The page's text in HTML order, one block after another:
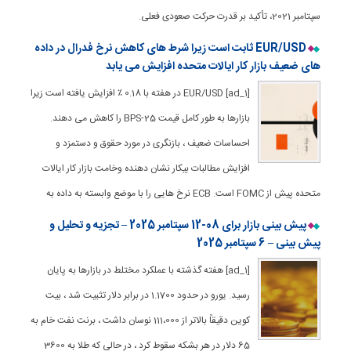
سپتامبر 2021، تأکید بر قدرت حرکت صعودی فعلی.
EUR/USD ثابت است زیرا شرط های کاهش نرخ فدرال در داده
های ضعیف بازار کار ایالات متحده افزایش می یابد
[ad_1] EUR/USD در هفته با 0.18 ٪ افزایش یافته است زیرا
بازارها به طور کامل قیمت 25-BPS را کاهش می دهند.
احساسات ضعیف ، بازنگری در مورد حقوق و دستمزد و
افزایش مطالبات بیکار نشان دهنده وخامت بازار کار ایالات
متحده پیش از FOMC است. ECB نرخ هایی را با موضع وابسته به داده به
پیش بینی بازار برای 08-12 سپتامبر 2025 – تجزیه و تحلیل و
پیش بینی – 6 سپتامبر 2025
[ad_1] هفته گذشته با عملکرد مختلط در بازارها به پایان
رسید. یورو در حدود 1.1700 در برابر دلار تثبیت شد ، بیت
کوین دقیقاً بالاتر از 111،000 نوسان داشت ، برنت نفت خام به
65 دلار در هر بشکه سقوط کرد ، در حالی که طلا به 3600